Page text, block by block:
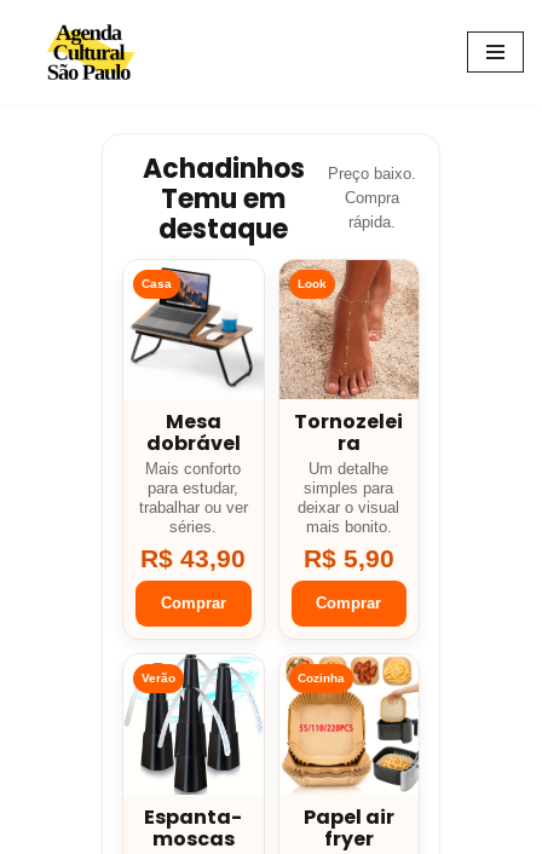
Avançar
Achadinhos
Temu em
destaque
Preço baixo.
Compra
rápida.
Casa
Mesa
dobrável
Mais conforto
para estudar,
trabalhar ou ver
séries.
R$ 43,90
Comprar
Look
Tornozelei
ra
Um detalhe
simples para
deixar o visual
mais bonito.
R$ 5,90
Comprar
Verão
Espanta-
moscas
Cozinha
Papel air
fryer